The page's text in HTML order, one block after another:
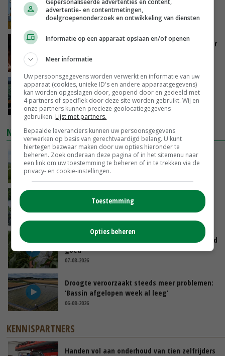
groot: Nederland in Europese top
GISTEREN, 15:33
Vlaamse varkensstapel krimpt, pluimveesector
GISTEREN, 15:20
‘Cijfer jezelf niet weg en doe vooral ook waar
je gelukkig van wordt’
GISTEREN, 13:31
NIEUWSTE VIDEO'S
POAH!: John Deere 7730
GISTEREN, 10:00
Oekraïne-vlogger Kees Huizinga: ‘Bezoek van
de ambassade mag zelf groente plukken’
Limburgse mais van Frijns doet het verrassend
goed
07-08-2026
Droogte veroorzaakt steeds meer problemen:
‘Bassin afgelopen week al leeg’
06-08-2026
KENNISPARTNERS
Handen vol aan onderhoud van tien zelfrijders
Gepersonaliseerde advertenties en content,
advertentie- en contentmetingen,
doelgroepenonderzoek en ontwikkeling van diensten
Informatie op een apparaat opslaan en/of openen
Meer informatie
Uw persoonsgegevens worden verwerkt en informatie van uw
apparaat (cookies, unieke ID's en andere apparaatgegevens)
kan worden opgeslagen door, geopend door en gedeeld met
4 partners of specifiek door deze site worden gebruikt. Wij en
onze partners kunnen precieze geolocatiegegevens
gebruiken. Lijst met partners.
Bepaalde leveranciers kunnen uw persoonsgegevens
verwerken op basis van gerechtvaardigd belang. U kunt
hiertegen bezwaar maken door uw opties hieronder te
beheren. Zoek onderaan deze pagina of in het sitemenu naar
een link om uw toestemming te beheren of in te trekken via de
privacy- en cookie-instellingen.
Toestemming
Opties beheren